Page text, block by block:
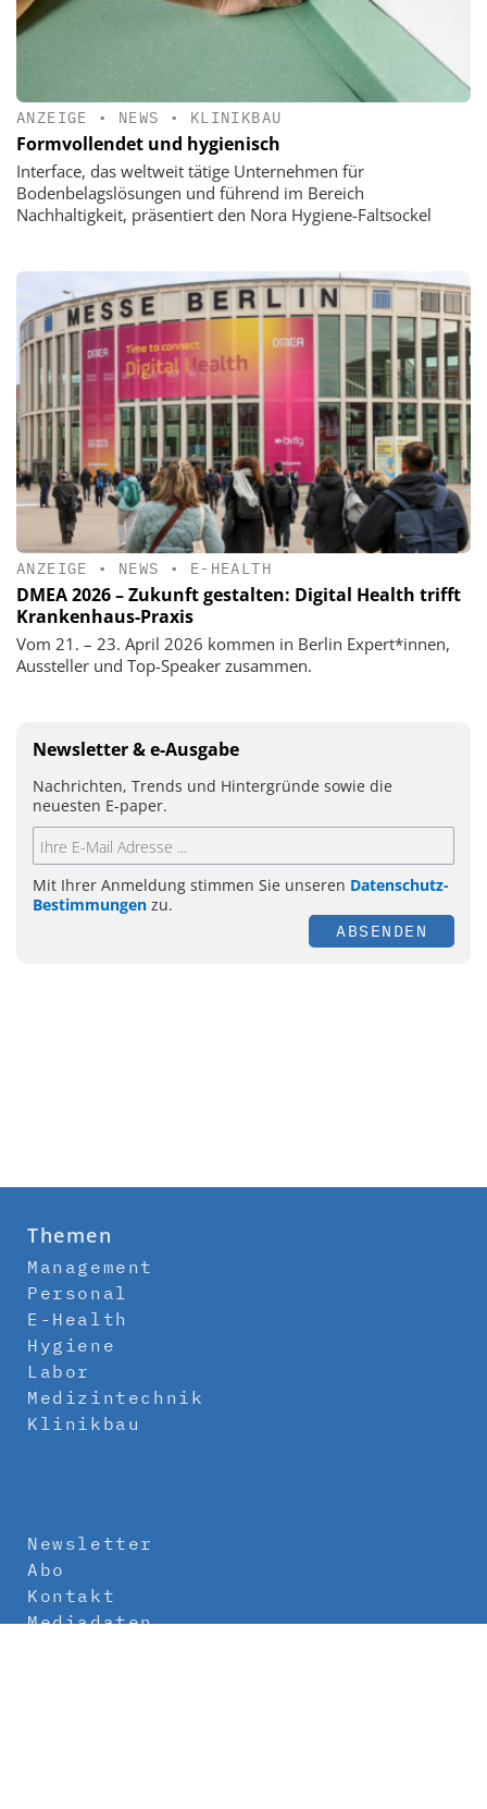
ANZEIGE • NEWS • KLINIKBAU
Formvollendet und hygienisch
Interface, das weltweit tätige Unternehmen für
Bodenbelagslösungen und führend im Bereich
Nachhaltigkeit, präsentiert den Nora Hygiene-Faltsockel
ANZEIGE • NEWS • E-HEALTH
DMEA 2026 – Zukunft gestalten: Digital Health trifft
Krankenhaus-Praxis
Vom 21. – 23. April 2026 kommen in Berlin Expert*innen,
Aussteller und Top-Speaker zusammen.
Newsletter & e-Ausgabe
Nachrichten, Trends und Hintergründe sowie die
neuesten E-paper.
Mit Ihrer Anmeldung stimmen Sie unseren Datenschutz-
Bestimmungen zu.
ABSENDEN
Themen
Management
Personal
E-Health
Hygiene
Labor
Medizintechnik
Klinikbau
Newsletter
Abo
Kontakt
Mediadaten